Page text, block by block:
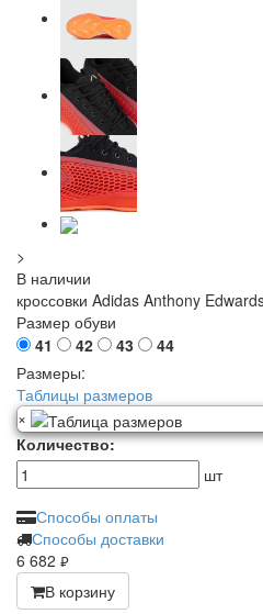
>
В наличии
кроссовки Adidas Anthony
Размер обуви
41
42 43
44
Размеры:
Таблицы размеров
×
Количество:
шт
Способы оплаты
Способы доставки
6 682 руб.
В корзину